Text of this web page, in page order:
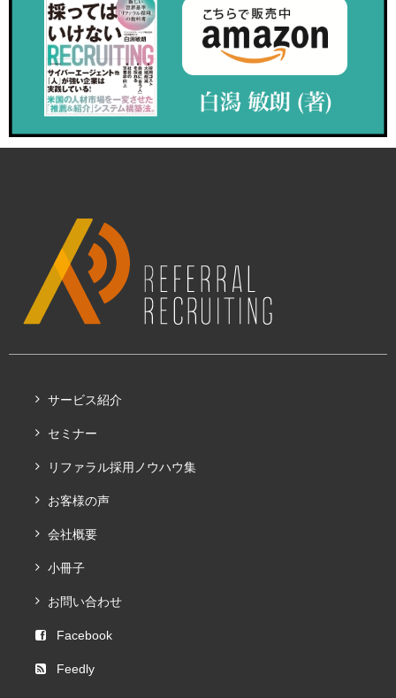
サービス紹介
セミナー
リファラル採用ノウハウ集
お客様の声
会社概要
小冊子
お問い合わせ
Facebook
Feedly